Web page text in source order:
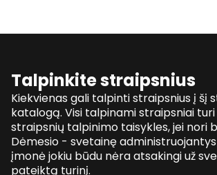
Talpinkite straipsnius
Kiekvienas gali talpinti straipsnius į šį
katalogą. Visi talpinami straipsniai
straipsnių talpinimo taisykles, jei nori
Dėmesio - svetainę
įmonė jokiu būdu nėra atsakingi už
pateiktą turinį.